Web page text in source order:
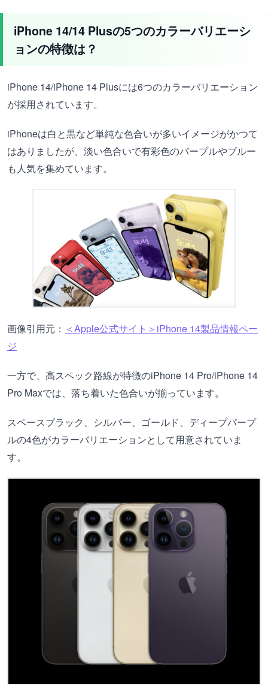
iPhone 14/14 Plusの5つのカラーバリエーシ
ョンの特徴は？
iPhone 14/iPhone 14 Plusには6つのカラーバリエーション
が採用されています。
iPhoneは白と黒など単純な色合いが多いイメージがかつて
はありましたが、淡い色合いで有彩色のパープルやブルー
も人気を集めています。
画像引用元： ＜Apple公式サイト＞iPhone 14製品情報ペー
ジ
一方で、高スペック路線が特徴のiPhone 14 Pro/iPhone 14
Pro Maxでは、落ち着いた色合いが揃っています。
スペースブラック、シルバー、ゴールド、ディープパープ
ルの4色がカラーバリエーションとして用意されていま
す。